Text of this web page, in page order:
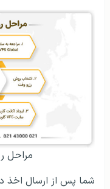
مراحل
شما پس از ارسال اخذ